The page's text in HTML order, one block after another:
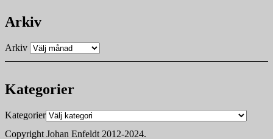
Arkiv
Arkiv
Kategorier
Kategorier
Copyright Johan Enfeldt 2012-2024.